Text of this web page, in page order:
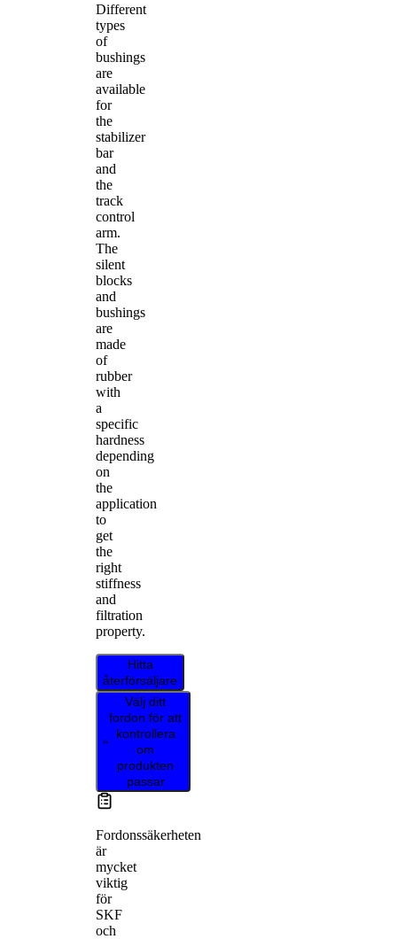
Different
types
of
bushings
are
available
for
the
stabilizer
bar
and
the
track
control
arm.
The
silent
blocks
and
bushings
are
made
of
rubber
with
a
specific
hardness
depending
on
the
application
to
get
the
right
stiffness
and
filtration
property.
Hitta
återförsäljare
Välj ditt
fordon för att
kontrollera
om
produkten
passar
Fordonssäkerheten
är
mycket
viktig
för
SKF
och